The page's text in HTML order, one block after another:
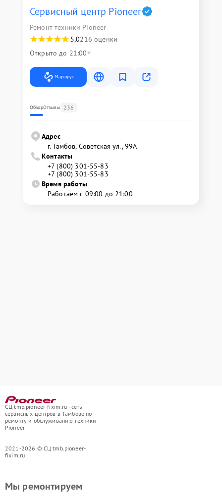
Сервисный центр Pioneer
Ремонт техники Pioneer
5,0216 оценки
Открыто до 21:00
Маршрут
ОбзорОтзывы 236
Адрес
г. Тамбов, Советская ул., 99А
Контакты
+7 (800) 301-55-83
+7 (800) 301-55-83
Время работы
Работаем с 09:00 до 21:00
СЦ tmb.pioneer-fixim.ru - сеть
сервисных центров в Тамбове по
ремонту и обслуживанию техники
Pioneer
2021-2026 © СЦ tmb.pioneer-
fixim.ru
Мы ремонтируем